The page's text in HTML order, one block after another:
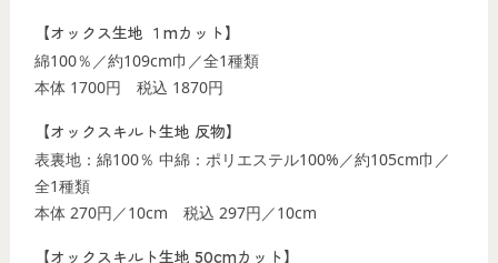
【オックス生地 １mカット】
綿100％／約109cm巾／全1種類
本体 1700円 税込 1870円
【オックスキルト生地 反物】
表裏地：綿100％ 中綿：ポリエステル100%／約105cm巾／
全1種類
本体 270円／10cm 税込 297円／10cm
【オックスキルト生地 50cmカット】